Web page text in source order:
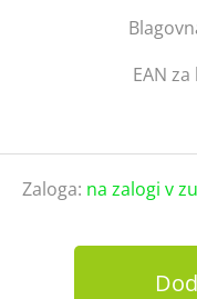
EAN za
Zaloga: na zalogi v